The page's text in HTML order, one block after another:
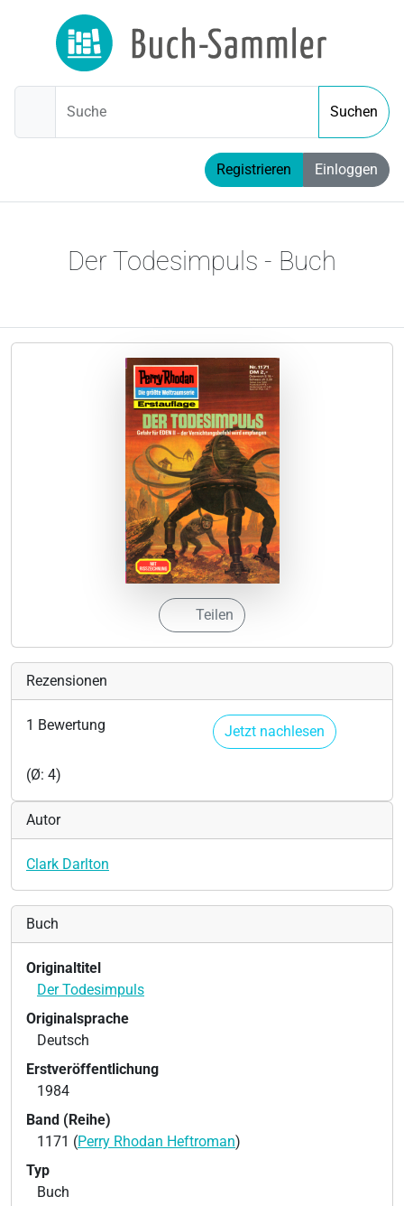
Suche Suchen
Registrieren Einloggen
Der Todesimpuls - Buch
Teilen
Rezensionen
1 Bewertung
(Ø: 4)
Jetzt nachlesen
Autor
Clark Darlton
Buch
Originaltitel
Der Todesimpuls
Originalsprache
Deutsch
Erstveröffentlichung
1984
Band (Reihe)
1171 (Perry Rhodan Heftroman)
Typ
Buch